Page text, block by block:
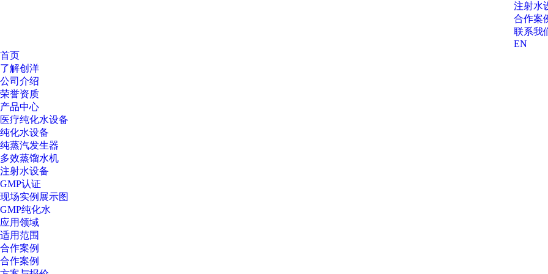
注射水
合作案
联系我
EN
首页
了解创洋
公司介绍
荣誉资质
产品中心
医疗纯化水设备
纯化水设备
纯蒸汽发生器
多效蒸馏水机
注射水设备
GMP认证
现场实例展示图
GMP纯化水
应用领域
适用范围
合作案例
合作案例